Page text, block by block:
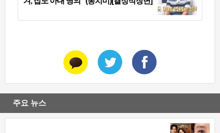
주요 뉴스